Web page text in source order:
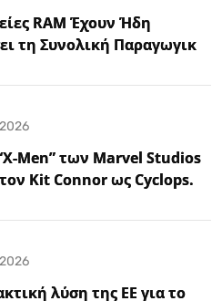
RAM Έχουν Ήδη
τη Συνολική Παραγωγική
Men” των Marvel Studios
Kit Connor ως Cyclops.
λύση της ΕΕ για το